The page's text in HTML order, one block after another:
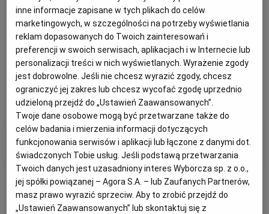
Filtry i kategorie
inne informacje zapisane w tych plikach do celów
marketingowych, w szczególności na potrzeby wyświetlania
reklam dopasowanych do Twoich zainteresowań i
preferencji w swoich serwisach, aplikacjach i w Internecie lub
personalizacji treści w nich wyświetlanych. Wyrażenie zgody
jest dobrowolne. Jeśli nie chcesz wyrazić zgody, chcesz
ograniczyć jej zakres lub chcesz wycofać zgodę uprzednio
udzieloną przejdź do „Ustawień Zaawansowanych”.
Twoje dane osobowe mogą być przetwarzane także do
celów badania i mierzenia informacji dotyczących
funkcjonowania serwisów i aplikacji lub łączone z danymi dot.
świadczonych Tobie usług. Jeśli podstawą przetwarzania
Twoich danych jest uzasadniony interes Wyborcza sp. z o.o.,
jej spółki powiązanej – Agora S.A. – lub Zaufanych Partnerów,
masz prawo wyrazić sprzeciw. Aby to zrobić przejdź do
„Ustawień Zaawansowanych” lub skontaktuj się z